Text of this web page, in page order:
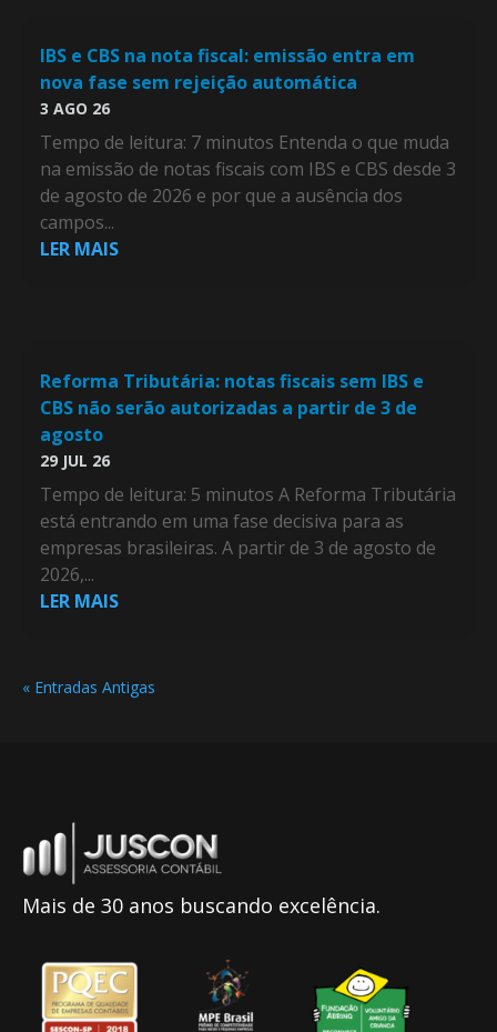
IBS e CBS na nota fiscal: emissão entra em
nova fase sem rejeição automática
3 AGO 26
Tempo de leitura: 7 minutos Entenda o que muda
na emissão de notas fiscais com IBS e CBS desde 3
de agosto de 2026 e por que a ausência dos
campos...
LER MAIS
Reforma Tributária: notas fiscais sem IBS e
CBS não serão autorizadas a partir de 3 de
agosto
29 JUL 26
Tempo de leitura: 5 minutos A Reforma Tributária
está entrando em uma fase decisiva para as
empresas brasileiras. A partir de 3 de agosto de
2026,...
LER MAIS
« Entradas Antigas
Mais de 30 anos buscando excelência.